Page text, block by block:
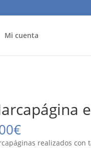
Mi cuenta
€
realizados con